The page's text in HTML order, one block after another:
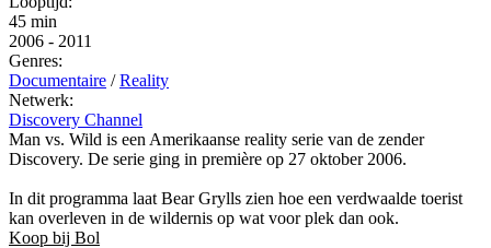
45 min
2006 - 2011
Genres:
Documentaire / Reality
Netwerk:
Discovery Channel
Man vs. Wild is een Amerikaanse reality serie van de zender
Discovery. De serie ging in première op 27 oktober 2006.
In dit programma laat Bear Grylls zien hoe een verdwaalde toerist
kan overleven in de wildernis op wat voor plek dan ook.
Koop bij Bol